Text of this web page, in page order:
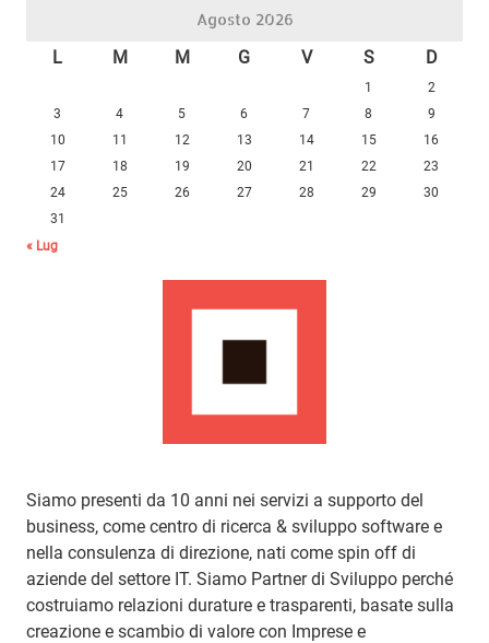
Agosto 2026
L M M G V S D
1
2
3
4 5 6 7 8
9
10
11 12 13 14 15
16
17
18 19 20 21 22
23
24
25 26 27 28 29
30
31
« Lug
Siamo presenti da 10 anni nei servizi a supporto del
business, come centro di ricerca & sviluppo software e
nella consulenza di direzione, nati come spin off di
aziende del settore IT. Siamo Partner di Sviluppo perché
costruiamo relazioni durature e trasparenti, basate sulla
creazione e scambio di valore con Imprese e